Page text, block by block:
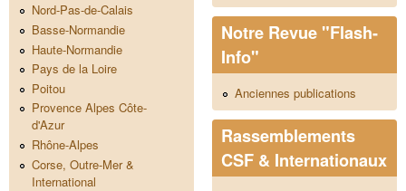
Nord-Pas-de-Calais
Basse-Normandie
Haute-Normandie
Pays de la Loire
Poitou
Provence Alpes Côte-
d'Azur
Rhône-Alpes
Corse, Outre-Mer &
International
Notre Revue "Flash-
Info"
Anciennes publications
Rassemblements
CSF & Internationaux